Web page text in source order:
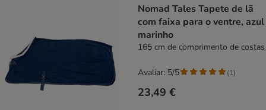
Nomad Tales Tapete de lã
com faixa para o ventre, azul
marinho
165 cm de comprimento de costas
23,49 €
Avaliar: 5/5 (1)